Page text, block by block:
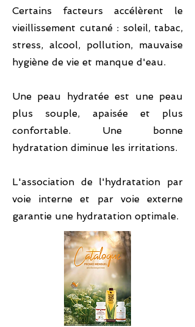
Certains facteurs accélèrent le
vieillissement cutané : soleil, tabac,
stress, alcool, pollution, mauvaise
hygiène de vie et manque d'eau.
Une peau hydratée est une peau
plus souple, apaisée et plus
confortable. Une bonne
hydratation diminue les irritations.
L'association de l'hydratation par
voie interne et par voie externe
garantie une hydratation optimale.